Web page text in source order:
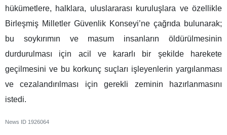
hükümetlere, halklara, uluslararası kuruluşlara ve özellikle
Birleşmiş Milletler Güvenlik Konseyi’ne çağrıda bulunarak;
bu soykırımın ve masum insanların öldürülmesinin
durdurulması için acil ve kararlı bir şekilde harekete
geçilmesini ve bu korkunç suçları işleyenlerin yargılanması
ve cezalandırılması için gerekli zeminin hazırlanmasını
istedi.
News ID 1926064